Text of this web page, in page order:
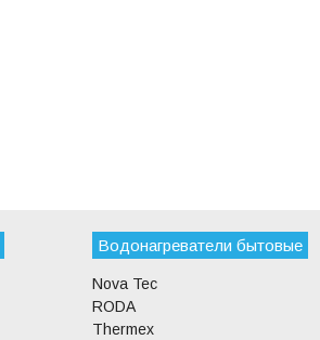
Водонагреватели бытовые
Nova Tec
RODA
Thermex